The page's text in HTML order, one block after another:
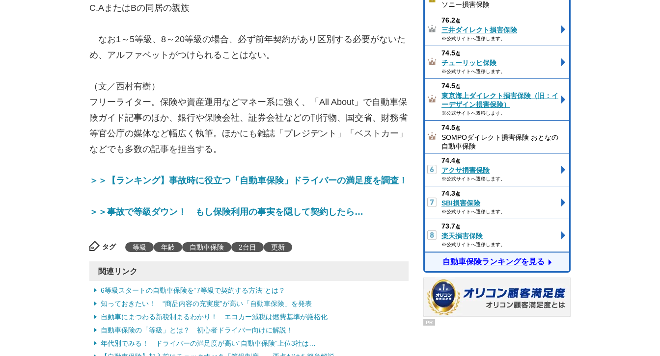
C.AまたはBの同居の親族
なお1～5等級、8～20等級の場合、必ず前年契約があり区別する必要がないた
め、アルファベットがつけられることはない。
（文／西村有樹）
フリーライター。保険や資産運用などマネー系に強く、「All About」で自動車保
険ガイド記事のほか、銀行や保険会社、証券会社などの刊行物、国交省、財務省
等官公庁の媒体など幅広く執筆。ほかにも雑誌「プレジデント」「ベストカー」
などでも多数の記事を担当する。
＞＞【ランキング】事故時に役立つ「自動車保険」ドライバーの満足度を調査！
＞＞事故で等級ダウン！ もし保険利用の事実を隠して契約したら…
タグ 等級 年齢 自動車保険 2台目 更新
関連リンク
6等級スタートの自動車保険を“7等級で契約する方法”とは？
知っておきたい！ “商品内容の充実度”が高い「自動車保険」を発表
自動車にまつわる新税制まるわかり！ エコカー減税は燃費基準が厳格化
自動車保険の「等級」とは？ 初心者ドライバー向けに解説！
年代別でみる！ ドライバーの満足度が高い“自動車保険”上位3社は…
ソニー損害保険
76.2点
三井ダイレクト損害保険
※公式サイトへ遷移します。
74.5点
チューリッヒ保険
※公式サイトへ遷移します。
74.5点
東京海上ダイレクト損害保険（旧：イ
ーデザイン損害保険）
※公式サイトへ遷移します。
74.5点
SOMPOダイレクト損害保険 おとなの
自動車保険
74.4点
アクサ損害保険
※公式サイトへ遷移します。
74.3点
SBI損害保険
※公式サイトへ遷移します。
73.7点
楽天損害保険
※公式サイトへ遷移します。
自動車保険ランキングを見る
PR